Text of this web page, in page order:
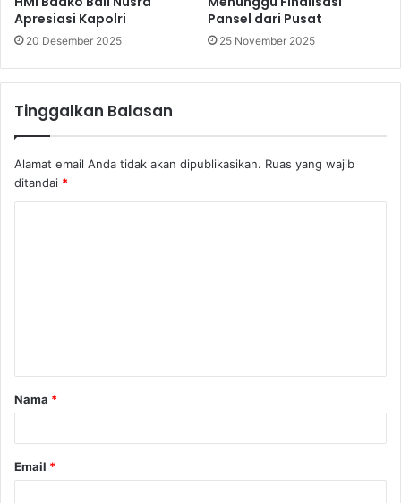
Apresiasi Kapolri
20 Desember 2025
Pansel dari Pusat
25 November 2025
Tinggalkan Balasan
Alamat email Anda tidak akan dipublikasikan. Ruas yang wajib
ditandai *
a
r
Nama *
Email *